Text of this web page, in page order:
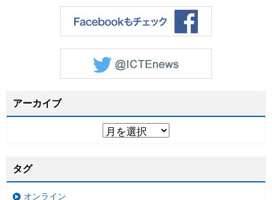
アーカイブ
タグ
オンライン